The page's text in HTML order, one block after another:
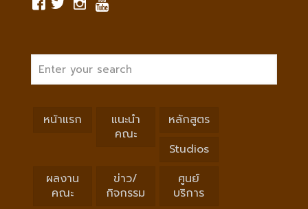
หน้าแรก
แนะนำ
คณะ
หลักสูตร
Studios
ผลงาน
คณะ
ข่าว/
กิจกรรม
ศูนย์
บริการ